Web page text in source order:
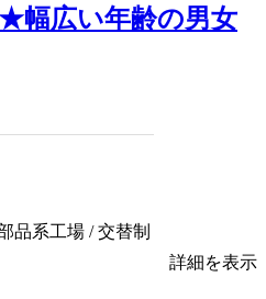
幅広い年齢の男女
品系工場 / 交替制
詳細を表示